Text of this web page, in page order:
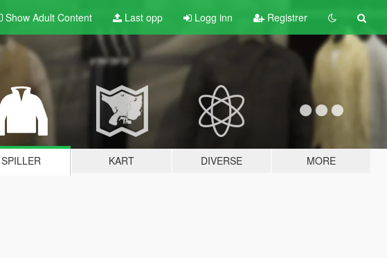
Show Adult Content Last opp Logg inn Registrer
SPILLER KART DIVERSE MORE